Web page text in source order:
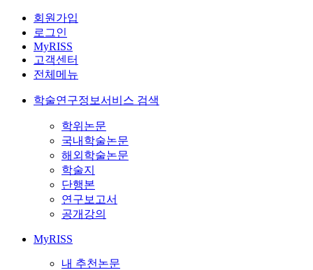
회원가입
로그인
MyRISS
고객센터
전체메뉴
학술연구정보서비스 검색
학위논문
국내학술논문
해외학술논문
학술지
단행본
연구보고서
공개강의
MyRISS
내 추천논문